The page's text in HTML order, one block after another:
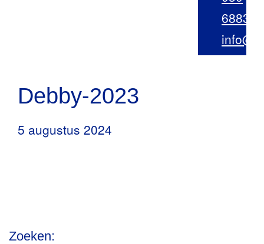
Debby-2023
5 augustus 2024
Zoeken: